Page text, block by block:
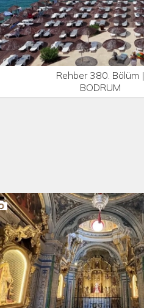
Rehber 380. Bölüm |
BODRUM